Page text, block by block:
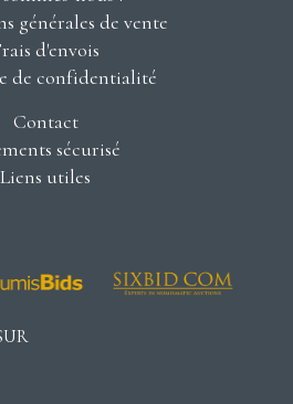
générales de vente
d'envois
de confidentialité
Contact
sécurisé
Liens utiles